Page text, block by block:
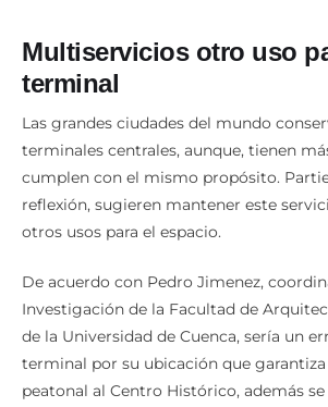
Multiservicios otro uso
terminal
Las grandes ciudades del mundo
terminales centrales, aunque, tienen
cumplen con el mismo propósito.
reflexión, sugieren mantener este
otros usos para el espacio.
De acuerdo con Pedro Jimenez,
Investigación de la Facultad de
de la Universidad de Cuenca, sería un
terminal por su ubicación que garantiza
peatonal al Centro Histórico, además